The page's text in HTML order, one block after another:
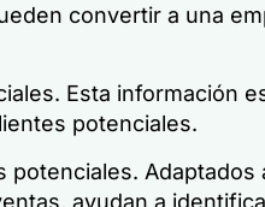
convertir a una
Esta información
potenciales.
potenciales. Adaptados
ayudan a